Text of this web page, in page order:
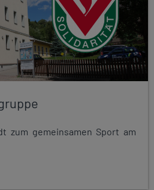
zum gemeinsamen Sport am